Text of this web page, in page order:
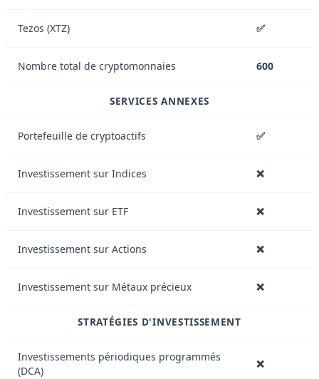
Tezos (XTZ) ✅
Nombre total de cryptomonnaies 600
SERVICES ANNEXES
Portefeuille de cryptoactifs ✅
Investissement sur Indices ❌
Investissement sur ETF ❌
Investissement sur Actions ❌
Investissement sur Métaux précieux ❌
STRATÉGIES D'INVESTISSEMENT
Investissements périodiques programmés
(DCA)
❌